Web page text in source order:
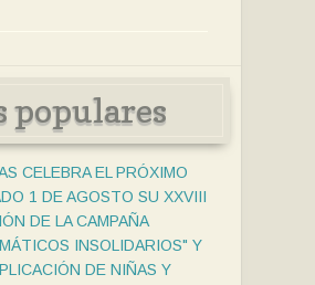
populares
CELEBRA EL PRÓXIMO
1 DE AGOSTO SU XXVIII
DE LA CAMPAÑA
INSOLIDARIOS" Y
DE NIÑAS Y